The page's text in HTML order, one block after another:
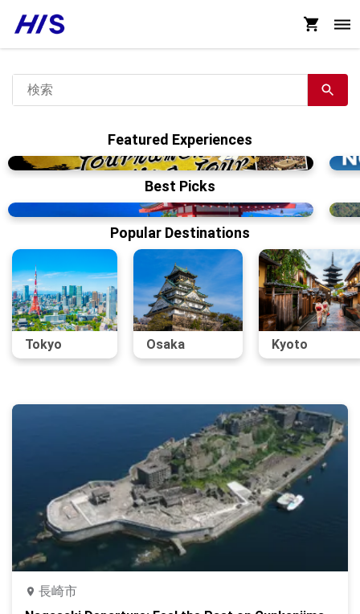
Featured Experiences
Best Picks
Popular Destinations
Tokyo Osaka Kyoto
長崎市